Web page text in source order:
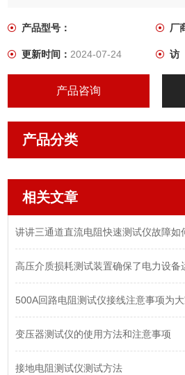
小、重量轻、结构紧凑、功能齐全、
产品型号： 厂
更新时间：2024-07-24 访
产品咨询
产品分类
相关文章
讲讲三通道直流电阻快速测试仪故障如
高压介质损耗测试装置确保了电力设备
500A回路电阻测试仪接线注意事项为
变压器测试仪的使用方法和注意事项
接地电阻测试仪测试方法